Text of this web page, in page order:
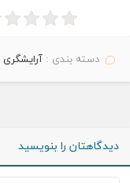
دسته بندی :آرایشگری
دیدگاهتان را بنویسید